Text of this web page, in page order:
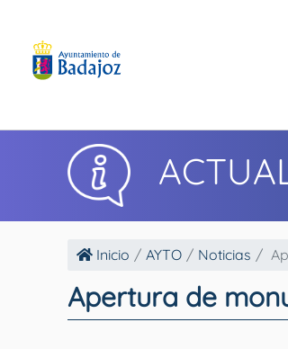
Inicio AYTO Noticias
Apertura de